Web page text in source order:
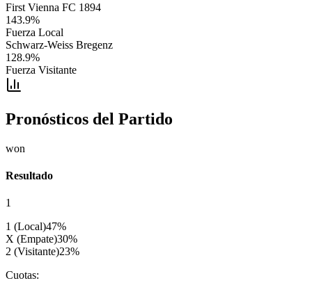
First Vienna FC 1894
143.9%
Fuerza Local
Schwarz-Weiss Bregenz
128.9%
Fuerza Visitante
Pronósticos del Partido
won
Resultado
1
1 (Local)47%
X (Empate)30%
2 (Visitante)23%
Cuotas: